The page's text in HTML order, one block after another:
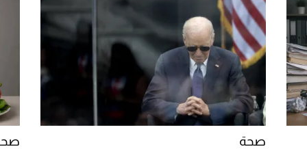
Aston Martin Valiant: على هوى الأبطال
صحة